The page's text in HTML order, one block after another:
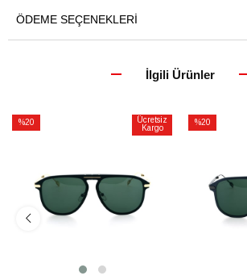
ÖDEME SEÇENEKLERI
İlgili Ürünler
%20
Ücretsiz
Kargo
%20